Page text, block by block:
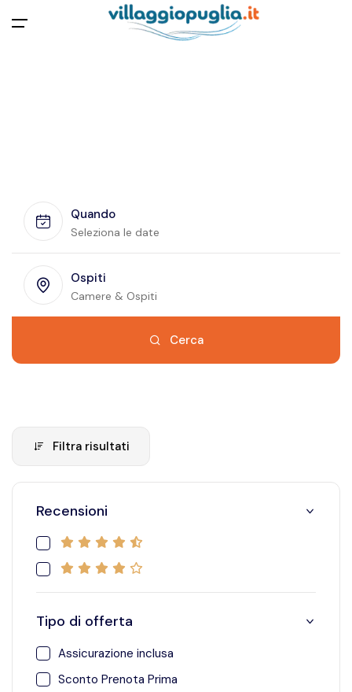
Apri menu
Quando
Seleziona le date
Ospiti
Camere & Ospiti
Cerca
Filtra risultati
Recensioni
4.5 stelle
4 stelle
Tipo di offerta
Assicurazione inclusa
Assicurazione inclusa
Sconto Prenota Prima
Sconto Prenota Prima